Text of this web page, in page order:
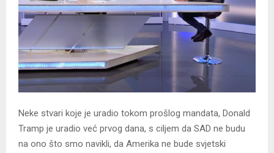
Neke stvari koje je uradio tokom prošlog mandata, Donald
Tramp je uradio već prvog dana, s ciljem da SAD ne budu
na ono što smo navikli, da Amerika ne bude svjetski